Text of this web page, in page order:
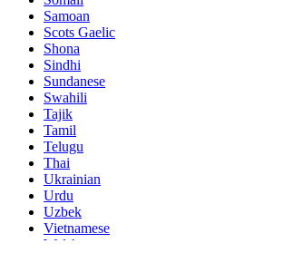
Samoan
Scots Gaelic
Shona
Sindhi
Sundanese
Swahili
Tajik
Tamil
Telugu
Thai
Ukrainian
Urdu
Uzbek
Vietnamese
Welsh